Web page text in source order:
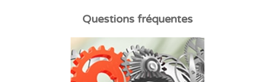
Questions fréquentes